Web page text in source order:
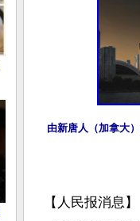
由新唐人（加拿大
【人民报消息